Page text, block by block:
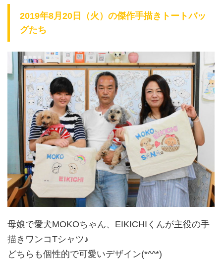
2019年8月20日（火）の傑作手描きトートバッ
グたち
母娘で愛犬MOKOちゃん、EIKICHIくんが主役の手
描きワンコTシャツ♪
どちらも個性的で可愛いデザイン(*^^*)